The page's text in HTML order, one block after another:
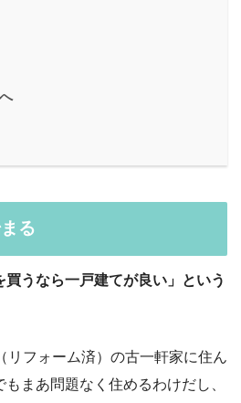
る
買うなら一戸建てが良い」という
リフォーム済）の古一軒家に住ん
まあ問題なく住めるわけだし、